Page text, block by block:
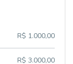
R$ 1.000,00
R$ 3.000,00